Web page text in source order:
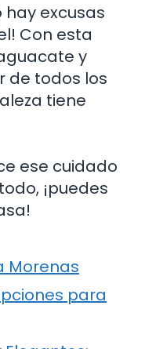
hay excusas
Con esta
y
de todos los
tiene
ese cuidado
¡puedes
Morenas
para